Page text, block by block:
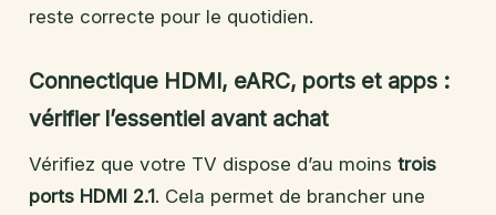
reste correcte pour le quotidien.
Connectique HDMI, eARC, ports et apps :
vérifier l’essentiel avant achat
Vérifiez que votre TV dispose d’au moins trois
ports HDMI 2.1. Cela permet de brancher une